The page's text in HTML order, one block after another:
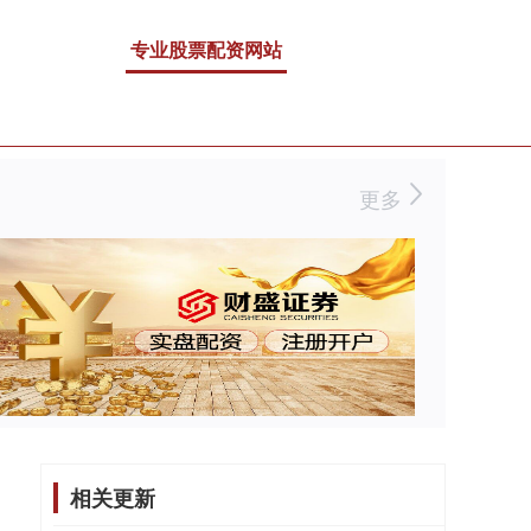
专业股票配资网站
更多
相关更新